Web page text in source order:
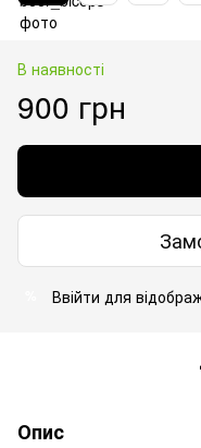
В наявності
900 грн
Ввійти для
Опис